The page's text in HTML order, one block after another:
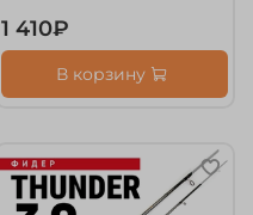
1 410₽
В корзину